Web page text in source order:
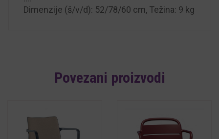
Dimenzije (š/v/d): 52/78/60 cm, Težina: 9 kg
Povezani proizvodi